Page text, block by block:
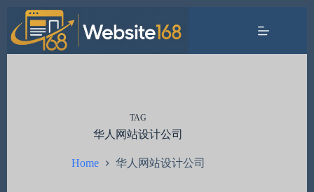
Skip
content
TAG
华人网站设计公司
Home 华人网站设计公司